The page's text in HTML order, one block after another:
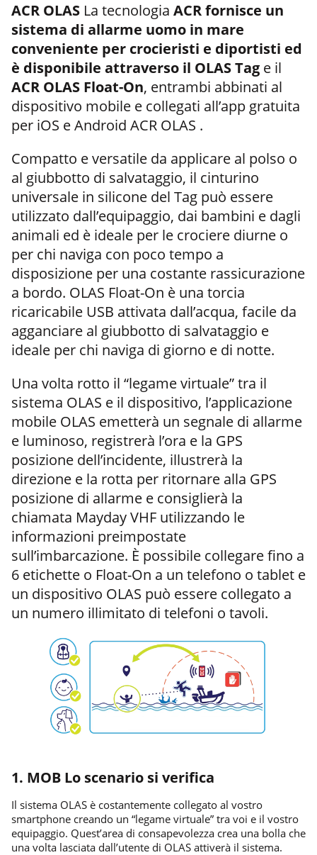
ACR OLAS La tecnologia ACR fornisce un
sistema di allarme uomo in mare
conveniente per crocieristi e diportisti ed
è disponibile attraverso il OLAS Tag e il
ACR OLAS Float-On, entrambi abbinati al
dispositivo mobile e collegati all’app gratuita
per iOS e Android ACR OLAS .
Compatto e versatile da applicare al polso o
al giubbotto di salvataggio, il cinturino
universale in silicone del Tag può essere
utilizzato dall’equipaggio, dai bambini e dagli
animali ed è ideale per le crociere diurne o
per chi naviga con poco tempo a
disposizione per una costante rassicurazione
a bordo. OLAS Float-On è una torcia
ricaricabile USB attivata dall’acqua, facile da
agganciare al giubbotto di salvataggio e
ideale per chi naviga di giorno e di notte.
Una volta rotto il “legame virtuale” tra il
sistema OLAS e il dispositivo, l’applicazione
mobile OLAS emetterà un segnale di allarme
e luminoso, registrerà l’ora e la GPS
posizione dell’incidente, illustrerà la
direzione e la rotta per ritornare alla GPS
posizione di allarme e consiglierà la
chiamata Mayday VHF utilizzando le
informazioni preimpostate
sull’imbarcazione. È possibile collegare fino a
6 etichette o Float-On a un telefono o tablet e
un dispositivo OLAS può essere collegato a
un numero illimitato di telefoni o tavoli.
1. MOB Lo scenario si verifica
Il sistema OLAS è costantemente collegato al vostro
smartphone creando un “legame virtuale” tra voi e il vostro
equipaggio. Quest’area di consapevolezza crea una bolla che
una volta lasciata dall’utente di OLAS attiverà il sistema.